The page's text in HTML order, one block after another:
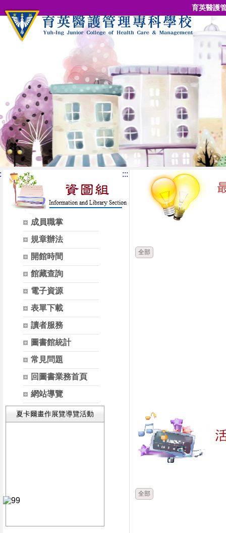
育英醫護
成員職掌
規章辦法
開館時間
館藏查詢
電子資源
表單下載
讀者服務
圖書館統計
常見問題
回圖書業務首頁
網站導覽
夏卡爾畫作展覽導覽活動
:::
全部
全部